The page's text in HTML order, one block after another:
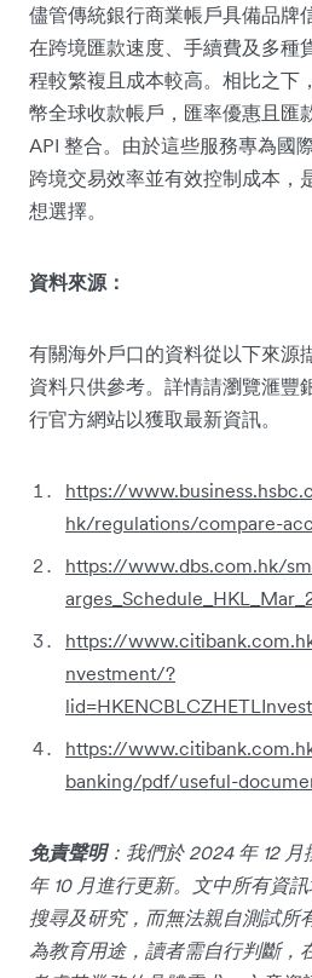
儘管傳統銀行商業帳戶具備品牌
在跨境匯款速度、手續費及多種
程較繁複且成本較高。相比之下
幣全球收款帳戶，匯率優惠且匯
API 整合。由於這些服務專為國
跨境交易效率並有效控制成本，
想選擇。
資料來源：
有關海外戶口的資料從以下來源
資料只供參考。詳情請瀏覽滙豐
行官方網站以獲取最新資訊。
https://
hk/regulations/compare-
https://www.dbs.com.hk/
https://
nvestment/?
https://
banking/pdf/useful-
免責聲明：我們於 2024 年 12
年 10 月進行更新。文中所有資
搜尋及研究，而無法親自測試所
為教育用途，讀者需自行判斷，